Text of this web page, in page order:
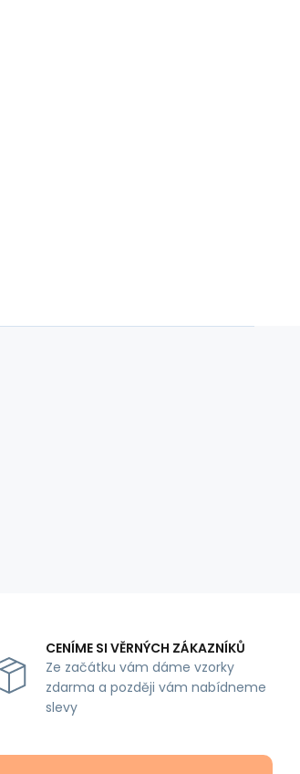
CENÍME SI VĚRNÝCH ZÁKAZNÍKŮ
Ze začátku vám dáme vzorky
zdarma a později vám nabídneme
slevy